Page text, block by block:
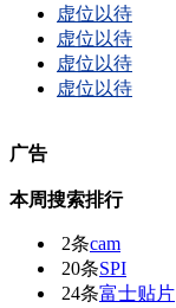
虚位以待
虚位以待
虚位以待
虚位以待
广告
本周搜索排行
2条cam
20条SPI
24条富士贴片